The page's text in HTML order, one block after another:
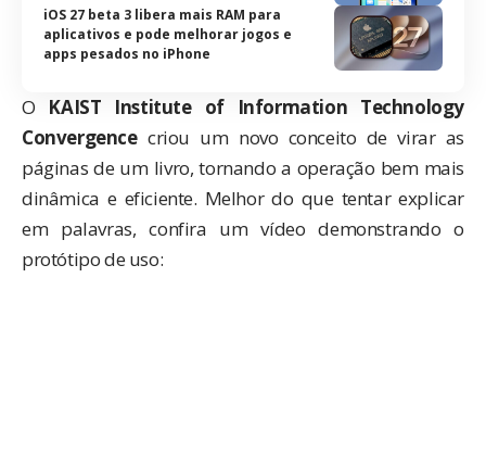
iOS 27 beta 3 libera mais RAM para
aplicativos e pode melhorar jogos e
apps pesados no iPhone
O KAIST Institute of Information Technology
Convergencecriou um novo conceito de virar as
páginas de um livro, tornando a operação bem mais
dinâmica e eficiente. Melhor do que tentar explicar
em palavras, confira um vídeo demonstrando o
protótipo de uso: